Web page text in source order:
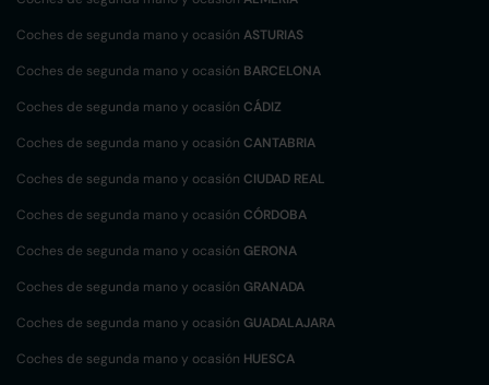
Coches de segunda mano y ocasión ASTURIAS
Coches de segunda mano y ocasión BARCELONA
Coches de segunda mano y ocasión CÁDIZ
Coches de segunda mano y ocasión CANTABRIA
Coches de segunda mano y ocasión CIUDAD REAL
Coches de segunda mano y ocasión CÓRDOBA
Coches de segunda mano y ocasión GERONA
Coches de segunda mano y ocasión GRANADA
Coches de segunda mano y ocasión GUADALAJARA
Coches de segunda mano y ocasión HUESCA